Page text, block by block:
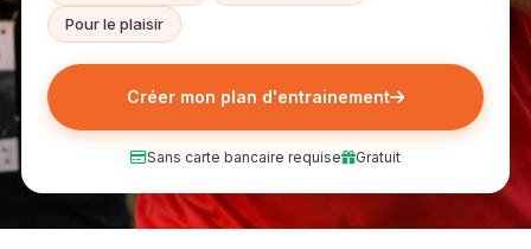
Pour le plaisir
Créer mon plan d'entrainement
Sans carte bancaire requise Gratuit